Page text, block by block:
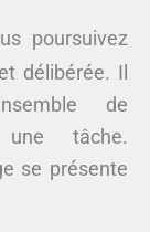
poursuivez
délibérée. Il
de
une tâche.
se présente